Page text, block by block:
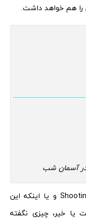
اینتل هنوز در مورد قیمت گذاری Shooting Star و یا اینکه این
یا خیر، چیزی نگفته